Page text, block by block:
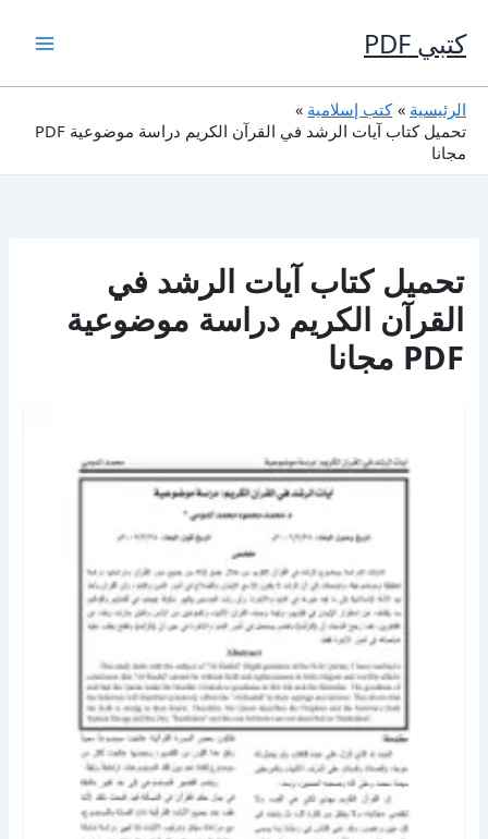
إلى
المحتوى
كتبي PDF
الرئيسية
كتب إسلامية
تحميل كتاب آيات الرشد في القرآن الكريم دراسة موضوعية PDF
مجانا
تحميل كتاب آيات الرشد في
القرآن الكريم دراسة موضوعية
PDF مجانا